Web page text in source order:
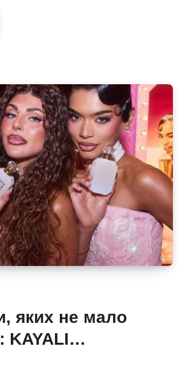
яких не мало
KAYALI
жарт на